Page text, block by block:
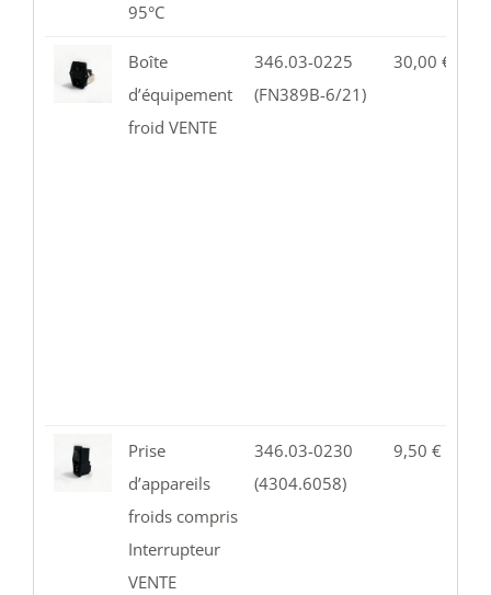
95°C
Boîte
d’équipement
froid VENTE
346.03-0225
(FN389B-6/21)
30,00 €
Prise
d’appareils
froids compris
Interrupteur
VENTE
346.03-0230
(4304.6058)
9,50 €